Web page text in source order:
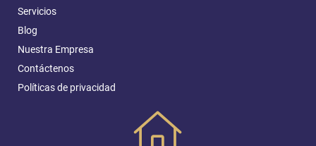
Servicios
Blog
Nuestra Empresa
Contáctenos
Políticas de privacidad